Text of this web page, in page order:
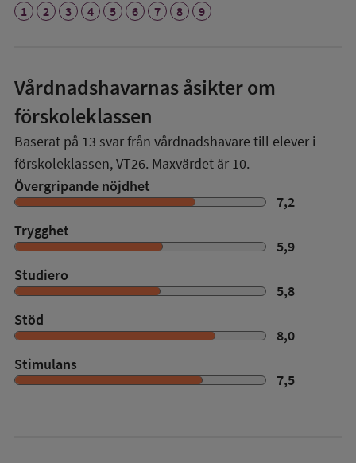
1
2 3 4 5 6 7 8 9
Vårdnadshavarnas åsikter om
förskoleklassen
Baserat på 13 svar från vårdnadshavare till elever i
förskoleklassen,VT26. Maxvärdet är 10.
Övergripande nöjdhet
7,2
Trygghet
5,9
Studiero
5,8
Stöd
8,0
Stimulans
7,5